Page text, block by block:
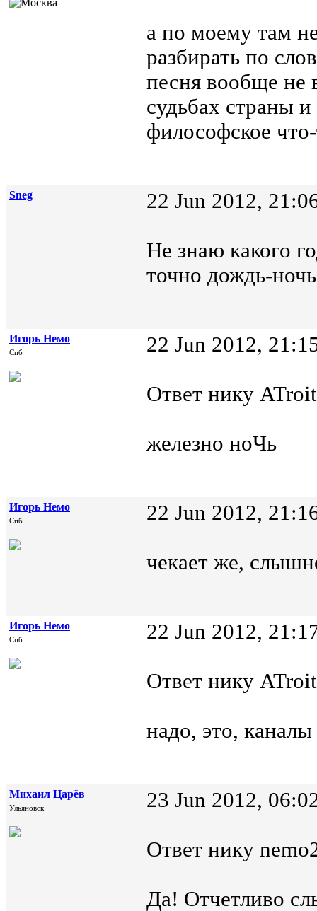
а по моему там
разбирать по
песня вообще не
судьбах страны
философское
Sneg 22 Jun 2012,
Не знаю какого
точно дождь-
Игорь Немо
Спб 22 Jun 2012,
Ответ нику
железно ноЧь
Игорь Немо
Спб 22 Jun 2012,
чекает же,
Игорь Немо
Спб 22 Jun 2012,
Ответ нику
надо, это,
Михаил Царёв
Ульяновск 23 Jun 2012,
Ответ нику
Да! Отчетливо